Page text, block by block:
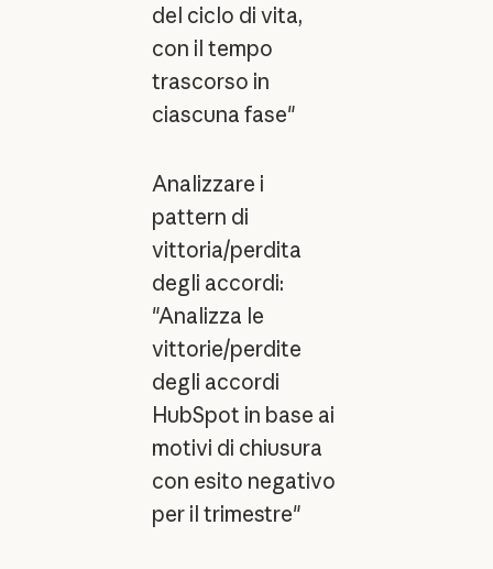
del ciclo di vita,
con il tempo
trascorso in
ciascuna fase"
Analizzare i
pattern di
vittoria/perdita
degli accordi:
"Analizza le
vittorie/perdite
degli accordi
HubSpot in base ai
motivi di chiusura
con esito negativo
per il trimestre"